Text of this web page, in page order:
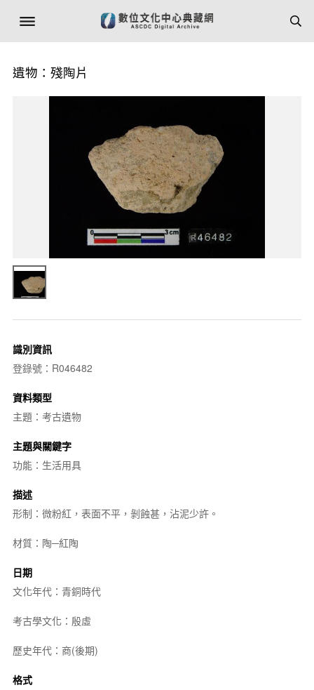
遺物：殘陶片
識別資訊
登錄號：R046482
資料類型
主題：考古遺物
主題與關鍵字
功能：生活用具
描述
形制：微粉紅，表面不平，剝蝕甚，沾泥少許。
材質：陶─紅陶
日期
文化年代：青銅時代
考古學文化：殷虛
歷史年代：商(後期)
格式